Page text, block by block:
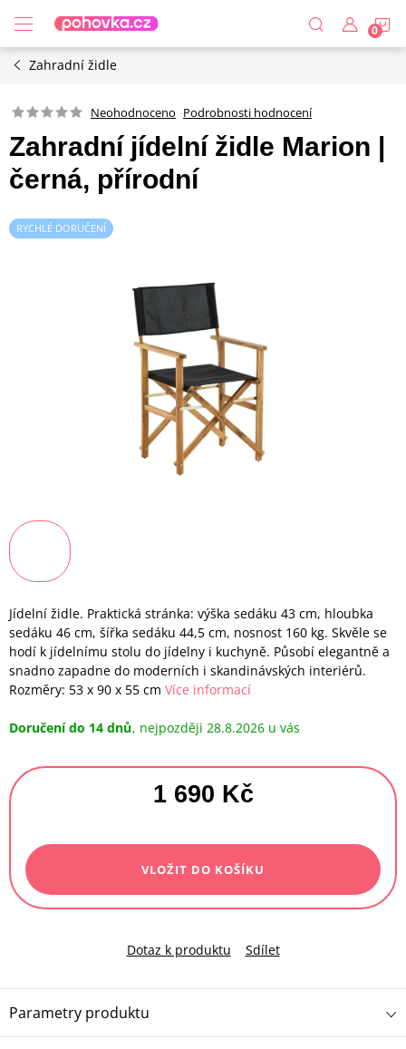
obsah
Zahradní židle
Neohodnoceno Podrobnosti hodnocení
Zahradní jídelní židle Marion |
černá, přírodní
RYCHLÉ DORUČENÍ
Jídelní židle. Praktická stránka: výška sedáku 43 cm, hloubka
sedáku 46 cm, šířka sedáku 44,5 cm, nosnost 160 kg. Skvěle se
hodí k jídelnímu stolu do jídelny i kuchyně. Působí elegantně a
snadno zapadne do moderních i skandinávských interiérů.
Rozměry: 53 x 90 x 55 cm Více informací
Doručení do 14 dnů 28.8.2026
1 690 Kč
VLOŽIT DO KOŠÍKU
Dotaz k produktu Sdílet
Parametry produktu